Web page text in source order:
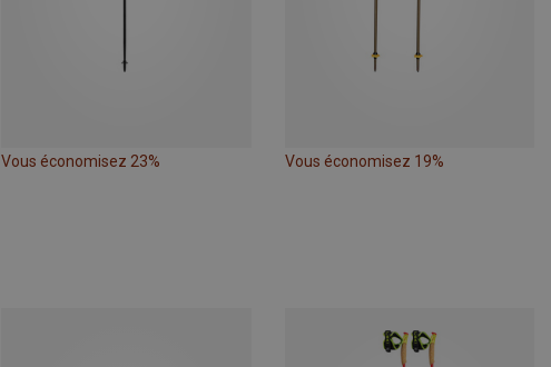
Vous économisez 23% Vous économisez 19%